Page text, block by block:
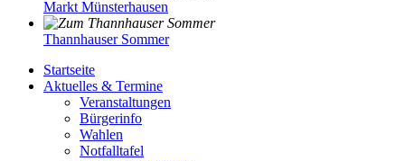
Markt Münsterhausen
Thannhauser Sommer
Startseite
Aktuelles & Termine
Veranstaltungen
Bürgerinfo
Wahlen
Notfalltafel